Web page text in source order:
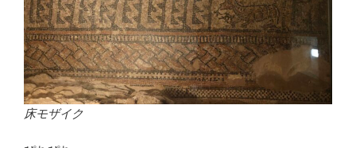
床モザイク